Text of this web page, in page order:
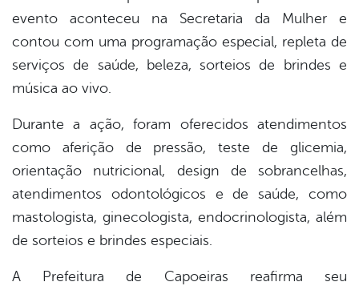
evento aconteceu na Secretaria da Mulher e
contou com uma programação especial, repleta de
serviços de saúde, beleza, sorteios de brindes e
música ao vivo.
Durante a ação, foram oferecidos atendimentos
como aferição de pressão, teste de glicemia,
orientação nutricional, design de sobrancelhas,
atendimentos odontológicos e de saúde, como
mastologista, ginecologista, endocrinologista, além
de sorteios e brindes especiais.
A Prefeitura de Capoeiras reafirma seu